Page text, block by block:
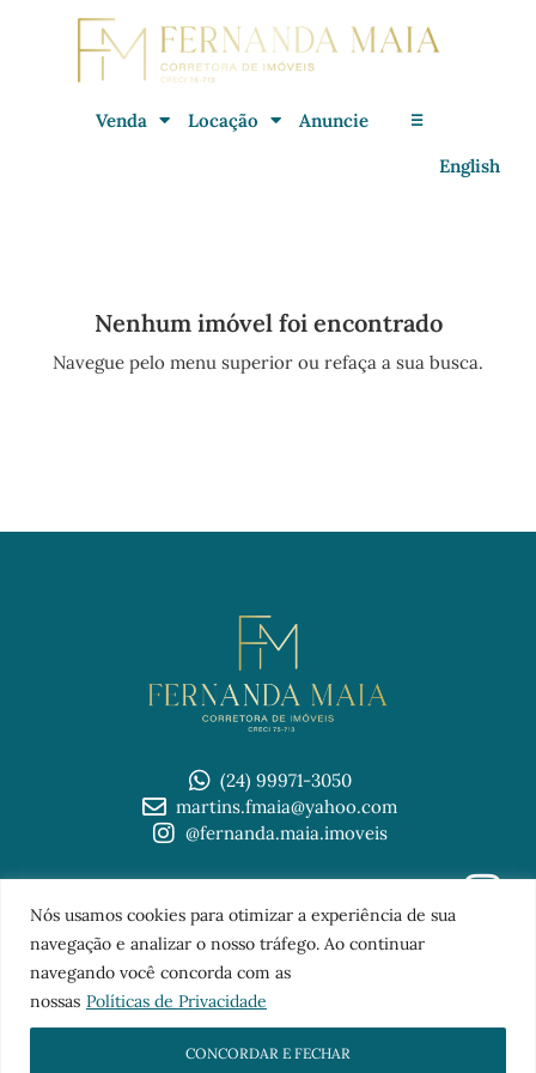
Nós usamos cookies para otimizar a experiência de sua
navegação e analizar o nosso tráfego. Ao continuar
navegando você concorda com as
nossas Políticas de Privacidade
CONCORDAR E FECHAR
Venda Locação Anuncie ☰
English
Nenhum imóvel foi encontrado
Navegue pelo menu superior ou refaça a sua busca.
(24) 99971-3050
martins.fmaia@yahoo.com
@fernanda.maia.imoveis
TOPO
Sites para imobiliáriascom aFB Digital